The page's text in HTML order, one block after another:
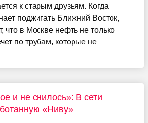
к старым друзьям. Когда
поджигать Ближний Восток,
что в Москве нефть не только
по трубам, которые не
и не снилось»: В сети
«Ниву»